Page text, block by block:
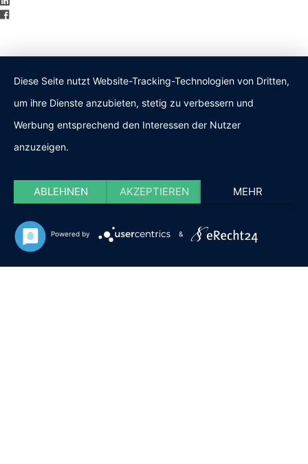
Diese Seite nutzt Website-Tracking-Technologien von Dritten,
um ihre Dienste anzubieten, stetig zu verbessern und
Werbung entsprechend den Interessen der Nutzer
anzuzeigen.
ABLEHNEN AKZEPTIEREN MEHR
Powered by &